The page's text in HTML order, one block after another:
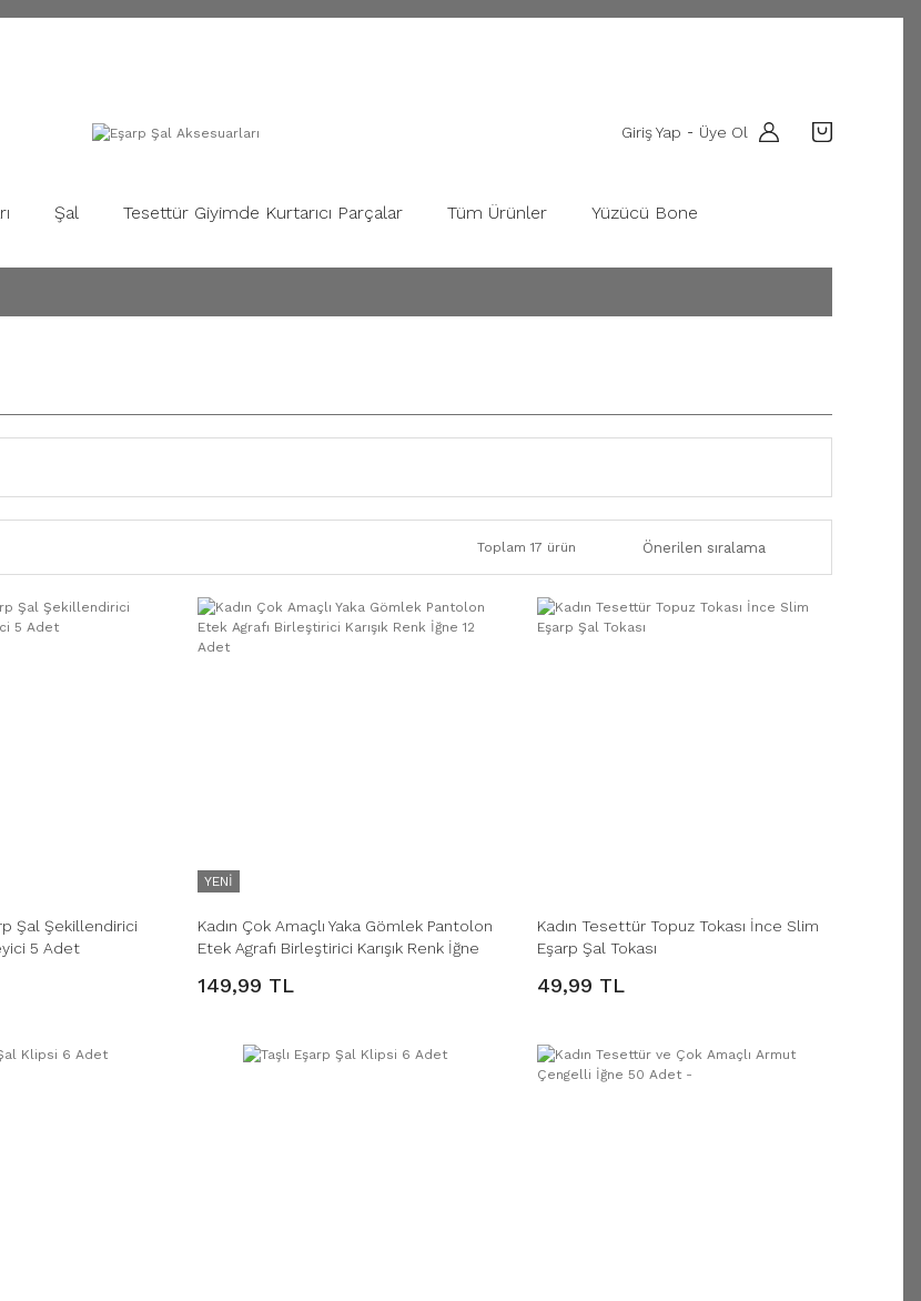
Giriş Yap - Üye Ol
Şal Tesettür Giyimde Kurtarıcı Parçalar Tüm Ürünler Yüzücü Bone
Toplam 17 ürün
Şal Şekillendirici
5 Adet
YENİ
Kadın Çok Amaçlı Yaka Gömlek Pantolon
Etek Agrafı Birleştirici Karışık Renk İğne
149,99 TL
Kadın Tesettür Topuz Tokası İnce Slim
Eşarp Şal Tokası
49,99 TL